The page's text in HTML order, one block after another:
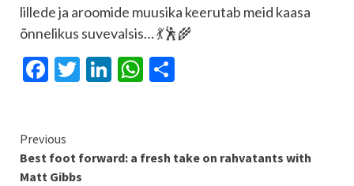
lillede ja aroomide muusika keerutab meid kaasa
õnnelikus suvevalsis… 💃🕺🌾
Facebook
Twitter
LinkedIn
WhatsApp
Continue
Reading
Previous
Best foot forward: a fresh take on rahvatants with
Matt Gibbs